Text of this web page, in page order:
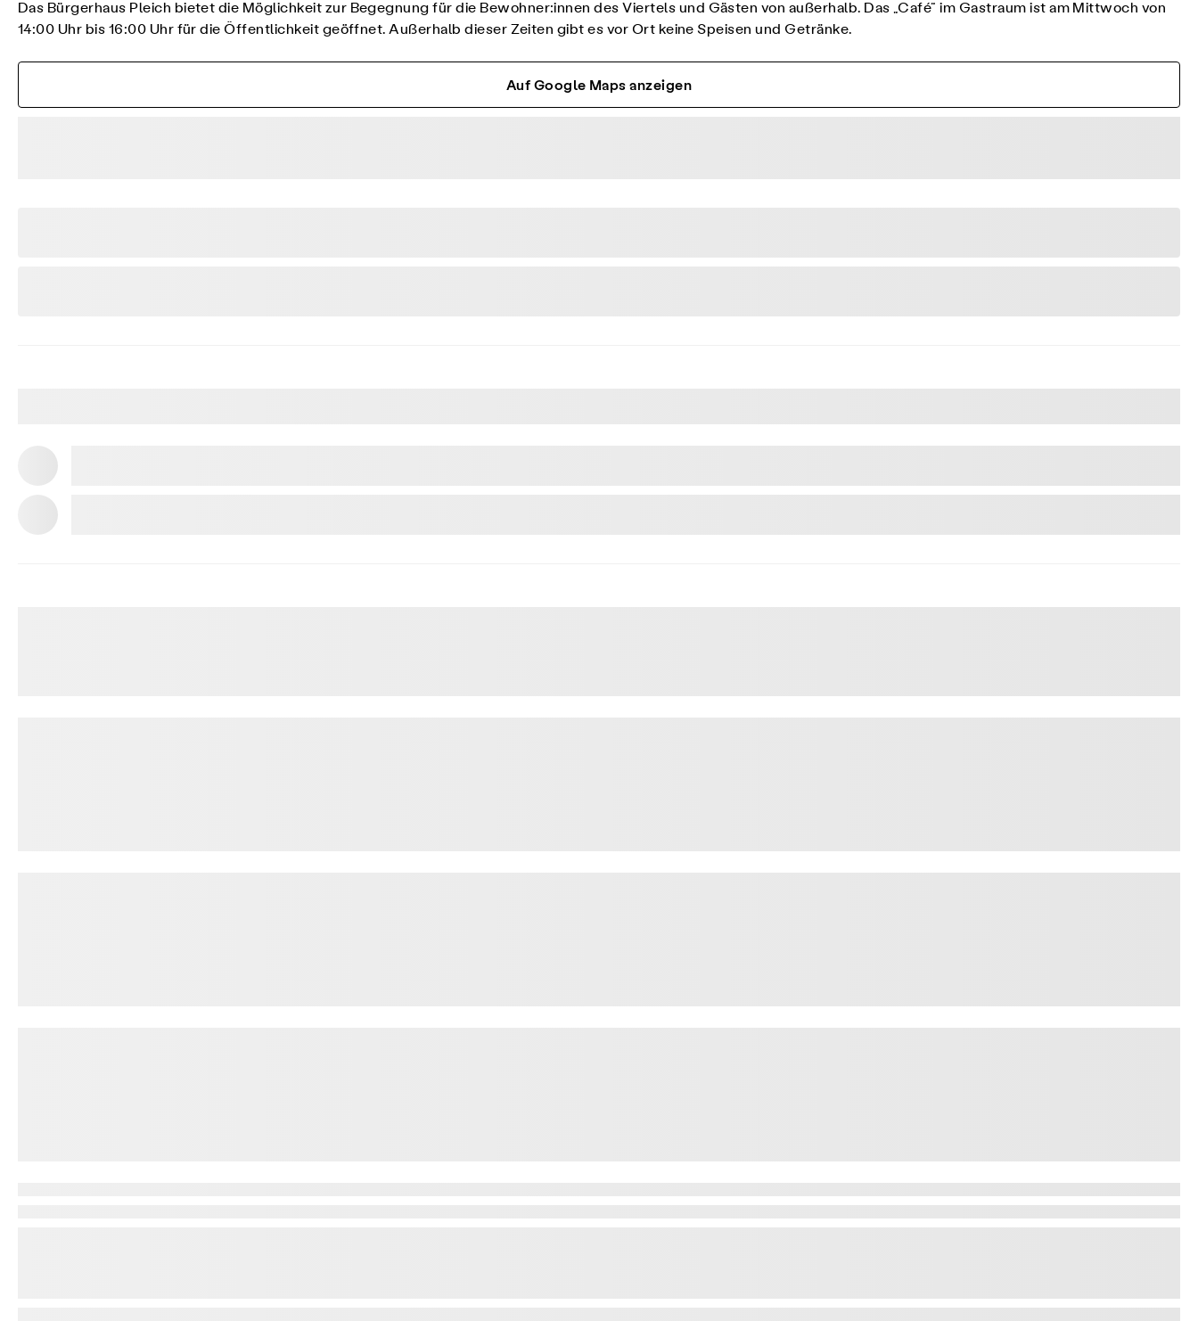
Das Bürgerhaus Pleich bietet die Möglichkeit zur Begegnung für die Bewohner:innen des Viertels und Gästen von außerhalb. Das „Café“ im Gastraum ist am Mittwoch von
14:00 Uhr bis 16:00 Uhr für die Öffentlichkeit geöffnet. Außerhalb dieser Zeiten gibt es vor Ort keine Speisen und Getränke.
Auf Google Maps anzeigen